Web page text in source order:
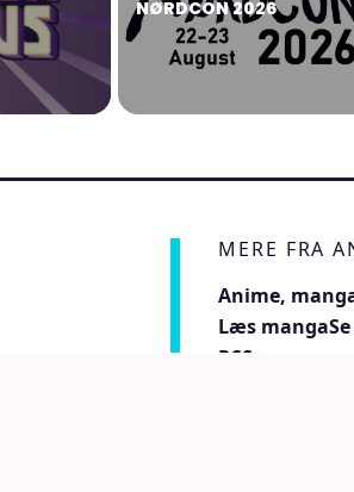
NØRDCON 2026
MERE FRA
Anime,
Læs manga
RSS